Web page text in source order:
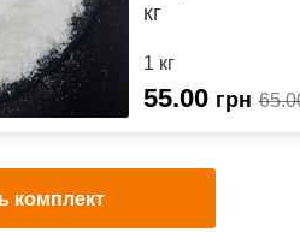
кг
1 кг
55.00 грн
комплект